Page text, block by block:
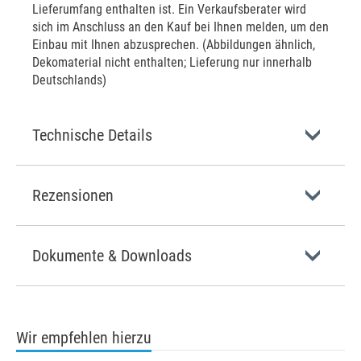
Lieferumfang enthalten ist. Ein Verkaufsberater wird
sich im Anschluss an den Kauf bei Ihnen melden, um den
Einbau mit Ihnen abzusprechen. (Abbildungen ähnlich,
Dekomaterial nicht enthalten; Lieferung nur innerhalb
Deutschlands)
Technische Details
Rezensionen
Dokumente & Downloads
Wir empfehlen hierzu